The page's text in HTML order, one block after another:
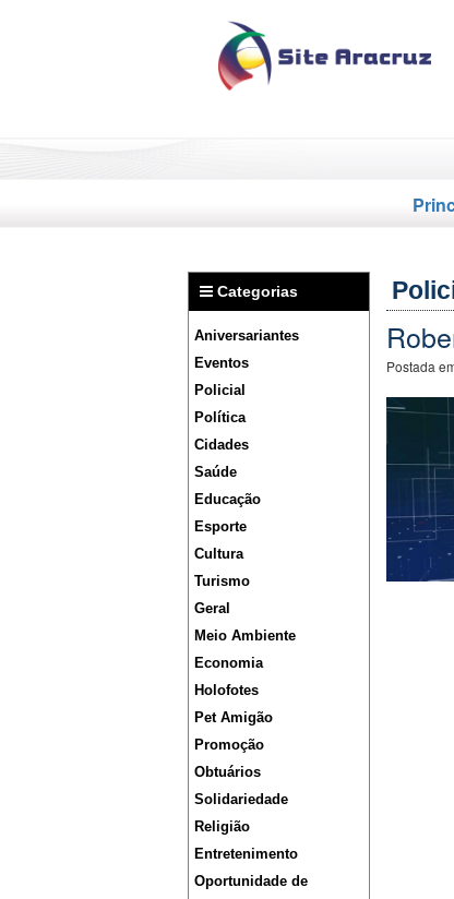
Categorias
Aniversariantes
Eventos
Policial
Política
Cidades
Saúde
Educação
Esporte
Cultura
Turismo
Geral
Meio Ambiente
Economia
Holofotes
Pet Amigão
Promoção
Obtuários
Solidariedade
Religião
Entretenimento
Oportunidade de
Postada